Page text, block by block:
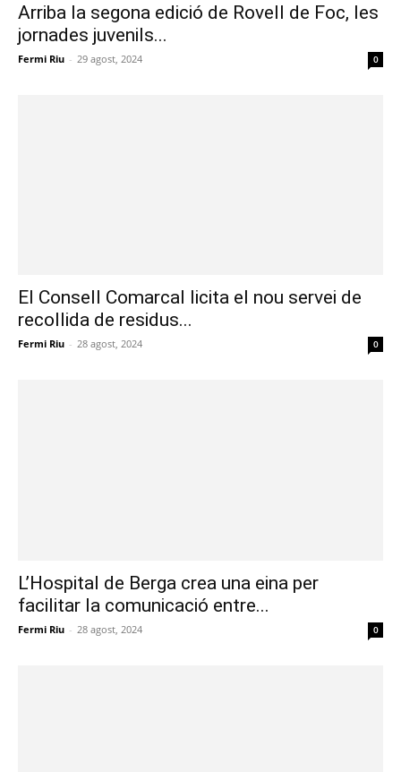
Arriba la segona edició de Rovell de Foc, les
jornades juvenils...
Fermi Riu - 29 agost, 2024 0
El Consell Comarcal licita el nou servei de
recollida de residus...
Fermi Riu - 28 agost, 2024 0
L’Hospital de Berga crea una eina per
facilitar la comunicació entre...
Fermi Riu - 28 agost, 2024 0